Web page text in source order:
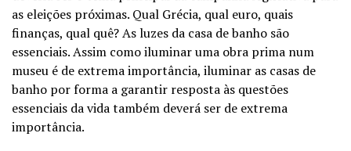
as eleições próximas. Qual Grécia, qual euro, quais
finanças, qual quê? As luzes da casa de banho são
essenciais. Assim como iluminar uma obra prima num
museu é de extrema importância, iluminar as casas de
banho por forma a garantir resposta às questões
essenciais da vida também deverá ser de extrema
importância.